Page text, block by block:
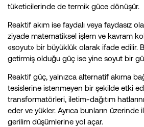
tüketicilerinde de termik güce dönüşür.
Reaktif akım ise faydalı veya faydasız
ziyade matematiksel işlem ve kavram
«soyut» bir büyüklük olarak ifade edilir.
getirmiş olduğu güç ise yine soyut bir
Reaktif güç, yalnızca alternatif akıma
tesislerine istenmeyen bir şekilde etki
transformatörleri, iletim-dağıtım
eder ve yükler. Ayrıca bunların üzerinde
gerilim düşümlerine yol açar.